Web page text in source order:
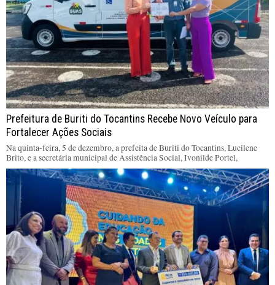
Prefeitura de Buriti do Tocantins Recebe Novo Veículo para
Fortalecer Ações Sociais
Na quinta-feira, 5 de dezembro, a prefeita de Buriti do Tocantins, Lucilene
Brito, e a secretária municipal de Assistência Social, Ivonilde Portel,